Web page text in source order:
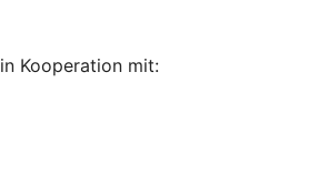
in Kooperation mit: